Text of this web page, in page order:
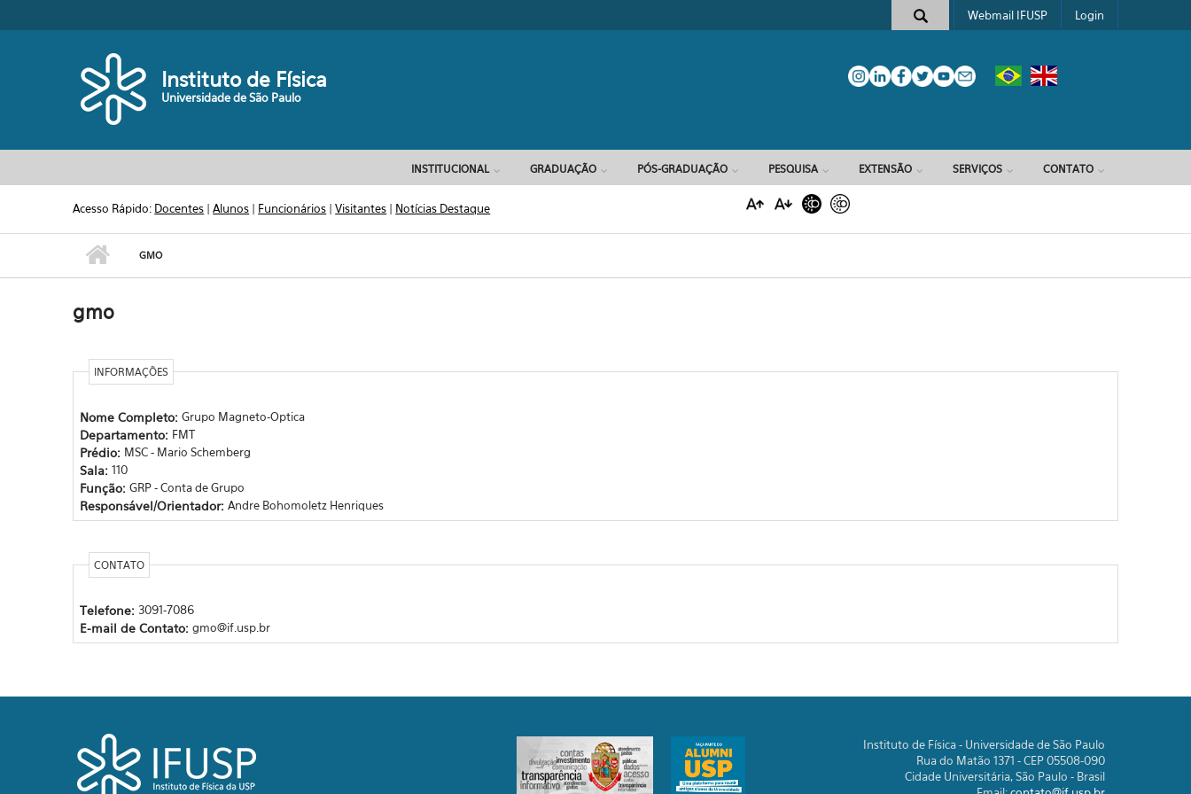
Formulário de busca
Webmail IFUSP Login
Instituto de Física
Universidade de São Paulo
INSTITUCIONAL GRADUAÇÃO PÓS-GRADUAÇÃO PESQUISA EXTENSÃO SERVIÇOS CONTATO
Acesso Rápido: Docentes |Alunos | Funcionários |Visitantes | Notícias Destaque
GMO
gmo
INFORMAÇÕES
Nome Completo: Grupo Magneto-Optica
Departamento: FMT
Prédio: MSC - Mario Schemberg
Sala: 110
Função: GRP - Conta de Grupo
Responsável/Orientador: Andre Bohomoletz Henriques
CONTATO
Telefone: 3091-7086
E-mail de Contato: gmo@if.usp.br
Instituto de Física - Universidade de São Paulo
Rua do Matão 1371 - CEP 05508-090
Cidade Universitária, São Paulo - Brasil